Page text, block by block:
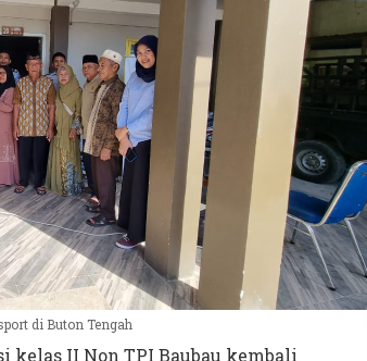
di Buton Tengah
kelas II Non TPI Baubau kembali